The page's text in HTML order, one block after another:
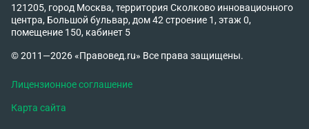
121205, город Москва, территория Сколково инновационного
центра, Большой бульвар, дом 42 строение 1, этаж 0,
помещение 150, кабинет 5
© 2011—2026 «Правовед.ru» Все права защищены.
Лицензионное соглашение
Карта сайта